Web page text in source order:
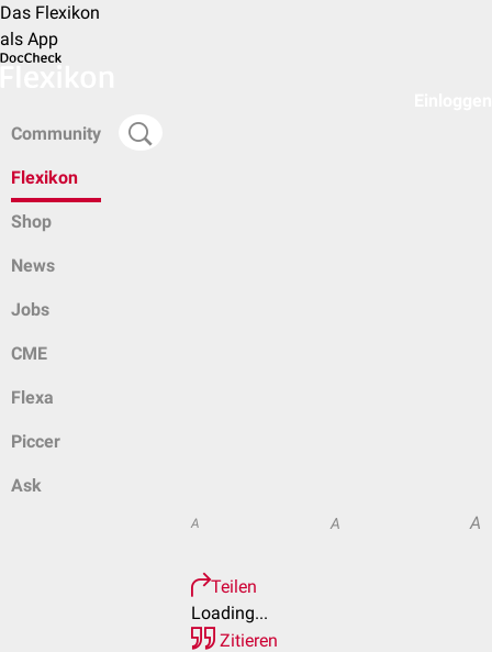
Das Flexikon
als App
Community
Flexikon
Shop
News
Jobs
CME
Flexa
Piccer
Ask
A A A
Teilen
Loading...
Zitieren